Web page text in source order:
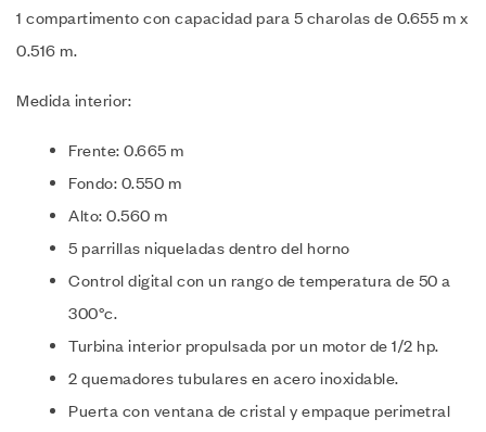
1 compartimento con capacidad para 5 charolas de 0.655 m x
0.516 m.
Medida interior:
Frente: 0.665 m
Fondo: 0.550 m
Alto: 0.560 m
5 parrillas niqueladas dentro del horno
Control digital con un rango de temperatura de 50 a
300°c.
Turbina interior propulsada por un motor de 1/2 hp.
2 quemadores tubulares en acero inoxidable.
Puerta con ventana de cristal y empaque perimetral